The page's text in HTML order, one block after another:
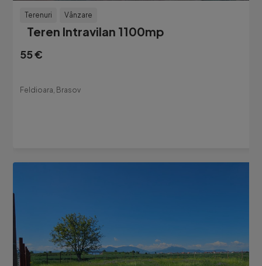
Terenuri Vânzare
Teren Intravilan 1100mp
55 €
Feldioara, Brasov